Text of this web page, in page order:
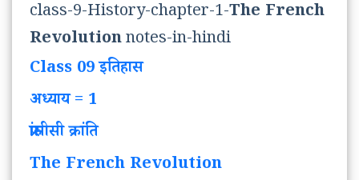
class-9-History-chapter-1-The French
Revolutionnotes-in-hindi
Class 09 इतिहास
अध्याय = 1
फ्रांसीसी क्रांति
The French Revolution